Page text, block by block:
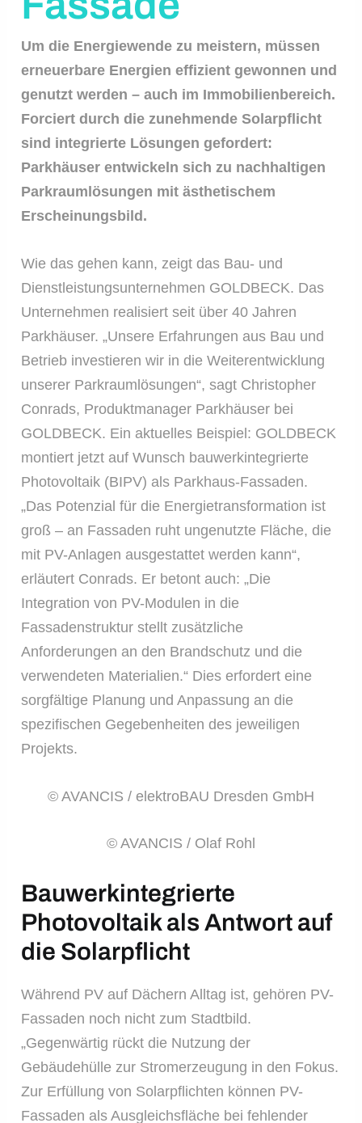
Um die Energiewende zu meistern, müssen
erneuerbare Energien effizient gewonnen und
genutzt werden – auch im Immobilienbereich.
Forciert durch die zunehmende Solarpflicht
sind integrierte Lösungen gefordert:
Parkhäuser entwickeln sich zu nachhaltigen
Parkraumlösungen mit ästhetischem
Erscheinungsbild.
Wie das gehen kann, zeigt das Bau- und
Dienstleistungsunternehmen GOLDBECK. Das
Unternehmen realisiert seit über 40 Jahren
Parkhäuser. „Unsere Erfahrungen aus Bau und
Betrieb investieren wir in die Weiterentwicklung
unserer Parkraumlösungen“, sagt Christopher
Conrads, Produktmanager Parkhäuser bei
GOLDBECK. Ein aktuelles Beispiel: GOLDBECK
montiert jetzt auf Wunsch bauwerkintegrierte
Photovoltaik (BIPV) als Parkhaus-Fassaden.
„Das Potenzial für die Energietransformation ist
groß – an Fassaden ruht ungenutzte Fläche, die
mit PV-Anlagen ausgestattet werden kann“,
erläutert Conrads. Er betont auch: „Die
Integration von PV-Modulen in die
Fassadenstruktur stellt zusätzliche
Anforderungen an den Brandschutz und die
verwendeten Materialien.“ Dies erfordert eine
sorgfältige Planung und Anpassung an die
spezifischen Gegebenheiten des jeweiligen
Projekts.
© AVANCIS / elektroBAU Dresden GmbH
© AVANCIS / Olaf Rohl
Bauwerkintegrierte
Photovoltaik als Antwort auf
die Solarpflicht
Während PV auf Dächern Alltag ist, gehören PV-
Fassaden noch nicht zum Stadtbild.
„Gegenwärtig rückt die Nutzung der
Gebäudehülle zur Stromerzeugung in den Fokus.
Zur Erfüllung von Solarpflichten können PV-
Fassaden als Ausgleichsfläche bei fehlender